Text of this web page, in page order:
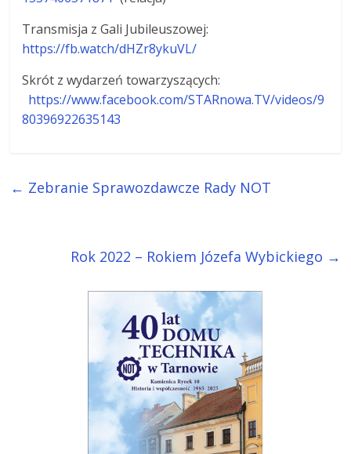
Transmisja z Gali Jubileuszowej:
https://fb.watch/dHZr8ykuVL/
Skrót z wydarzeń towarzyszących:
https://www.facebook.com/STARnowa.TV/videos/9
80396922635143
← Zebranie Sprawozdawcze Rady NOT
Rok 2022 – Rokiem Józefa Wybickiego →